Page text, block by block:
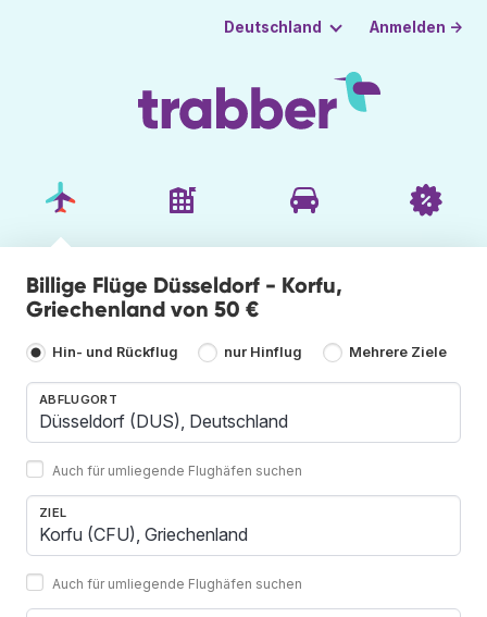
Deutschland Anmelden →
Billige Flüge Düsseldorf - Korfu,
Griechenland von 50 €
Hin- und Rückflug nur Hinflug Mehrere Ziele
ABFLUGORT
Auch für umliegende Flughäfen suchen
ZIEL
Auch für umliegende Flughäfen suchen